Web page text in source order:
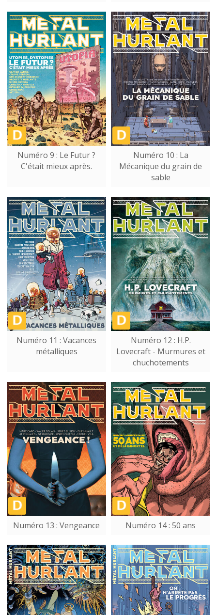
Numéro 9 : Le Futur ?
C'était mieux après.
Numéro 10 : La
Mécanique du grain de
sable
Numéro 11 : Vacances
métalliques
Numéro 12 : H.P.
Lovecraft - Murmures et
chuchotements
Numéro 13 : Vengeance Numéro 14 : 50 ans